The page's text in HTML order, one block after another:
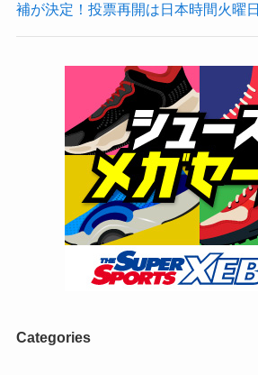
補が決定！投票再開は日本時間火曜日
Categories